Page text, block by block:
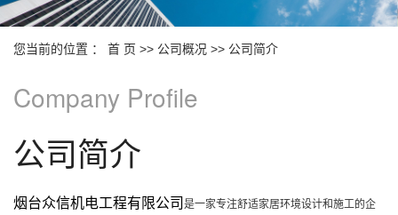
您当前的位置 ： 首 页 >> 公司概况 >> 公司简介
Company Profile
公司简介
烟台众信机电工程有限公司 是一家专注舒适家居环境设计和施工的企